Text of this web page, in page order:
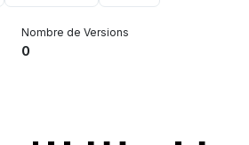
Nombre de Versions
0